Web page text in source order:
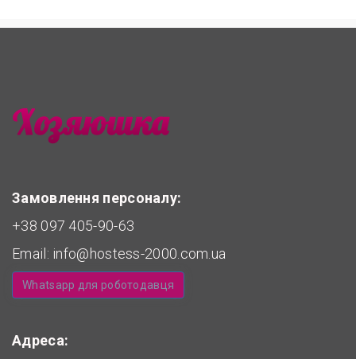
Замовлення персоналу:
+38 097 405-90-63
Email: info@hostess-2000.com.ua
Whatsapp для роботодавця
Адреса: